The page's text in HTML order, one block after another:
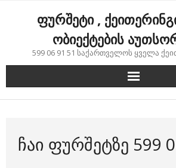
ფურშეტი ,
ობიექტების
599 06 91 51 საქართველოს ყველა
ᲩᲐᲘ ᲤᲣᲠᲨᲔᲢᲖᲔ 599